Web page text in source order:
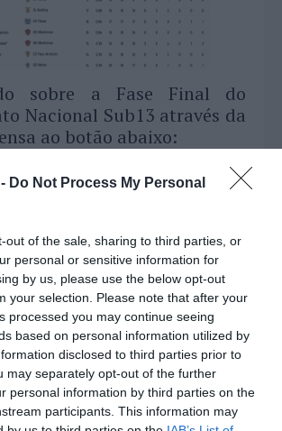
Do Not Process My Personal
out of the sale, sharing to third parties, or
personal or sensitive information for
by us, please use the below opt-out
your selection. Please note that after your
processed you may continue seeing
based on personal information utilized by
disclosed to third parties prior to
may separately opt-out of the further
personal information by third parties on the
participants. This information may
sobre a Fase Final do
Nacional Sub13 através da
ao botão abaixo:
se anteontem e ontem no